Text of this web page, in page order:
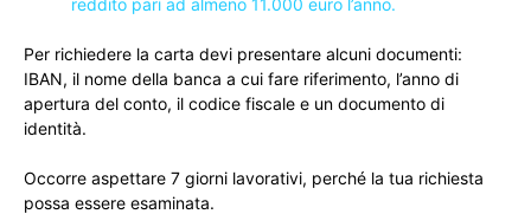
reddito pari ad almeno 11.000 euro l’anno.
Per richiedere la carta devi presentare alcuni documenti:
IBAN, il nome della banca a cui fare riferimento, l’anno di
apertura del conto, il codice fiscale e un documento di
identità.
Occorre aspettare 7 giorni lavorativi, perché la tua richiesta
possa essere esaminata.